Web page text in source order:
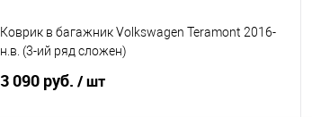
Коврик в багажник Volkswagen Teramont 2016-
н.в. (3-ий ряд сложен)
3 090 руб. / шт